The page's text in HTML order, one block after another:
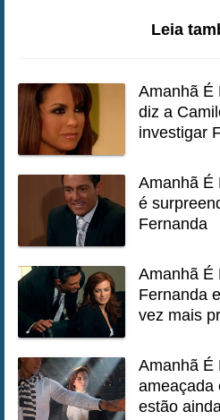
Leia
Amanhã É
diz a
investigar
Amanhã É
é
Fernanda
Amanhã É
Fernanda
vez mais
Amanhã É
ameaçada
estão